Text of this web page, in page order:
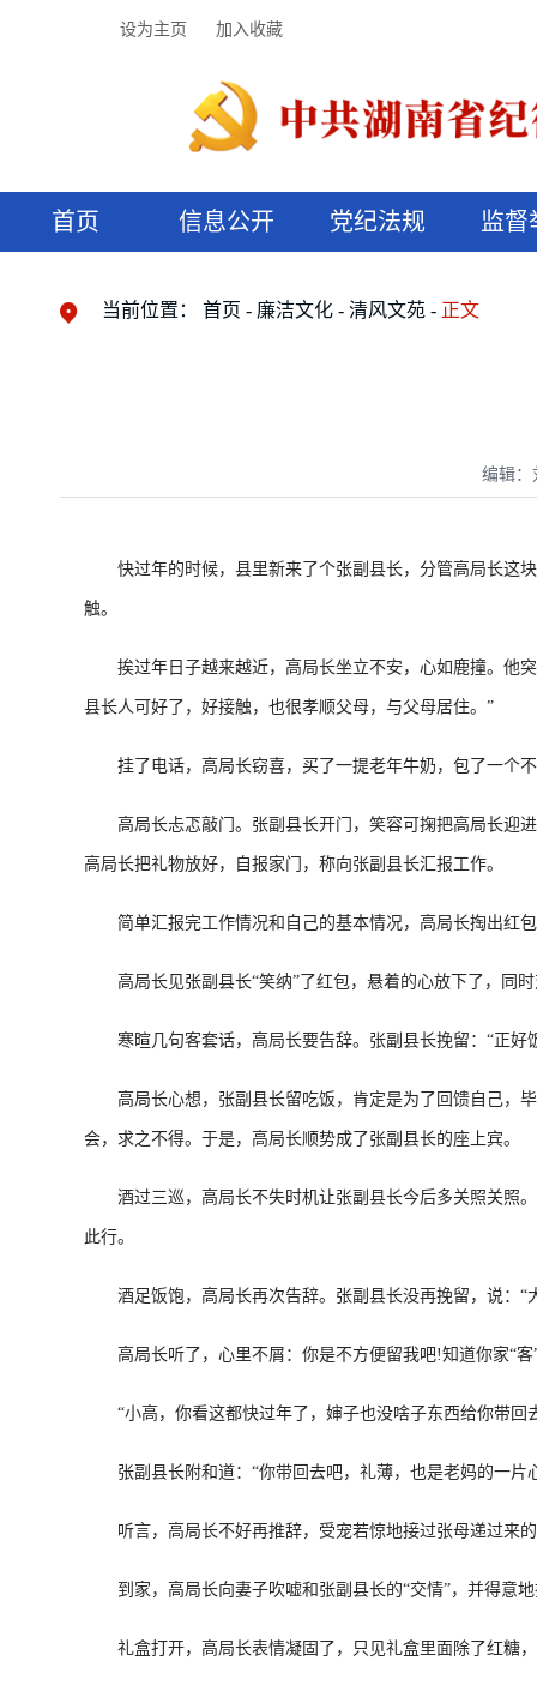
设为主页 加入收藏
首页 信息公开 党纪法规 监督
当前位置： 首页 廉洁文化 清风文苑 正文
编辑：
快过年的时候，县里新来了个张副县长，分管高局长这块
触。
挨过年日子越来越近，高局长坐立不安，心如鹿撞。他突
县长人可好了，好接触，也很孝顺父母，与父母居住。”
挂了电话，高局长窃喜，买了一提老年牛奶，包了一个不
高局长忐忑敲门。张副县长开门，笑容可掬把高局长迎进
高局长把礼物放好，自报家门，称向张副县长汇报工作。
简单汇报完工作情况和自己的基本情况，高局长掏出红
高局长见张副县长“笑纳”了红包，悬着的心放下了，同
寒暄几句客套话，高局长要告辞。张副县长挽留：“正好
高局长心想，张副县长留吃饭，肯定是为了回馈自己，毕
会，求之不得。于是，高局长顺势成了张副县长的座上宾。
酒过三巡，高局长不失时机让张副县长今后多关照关照。
此行。
酒足饭饱，高局长再次告辞。张副县长没再挽留，说：“
高局长听了，心里不屑：你是不方便留我吧!知道你家“客
“小高，你看这都快过年了，婶子也没啥子东西给你带回
张副县长附和道：“你带回去吧，礼薄，也是老妈的一片
听言，高局长不好再推辞，受宠若惊地接过张母递过来
到家，高局长向妻子吹嘘和张副县长的“交情”，并得意地
礼盒打开，高局长表情凝固了，只见礼盒里面除了红糖